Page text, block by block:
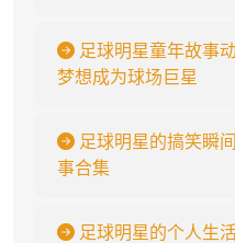
足球明星童年故事
梦想成为球场巨星
足球明星的搞笑瞬
事合集
足球明星的个人生